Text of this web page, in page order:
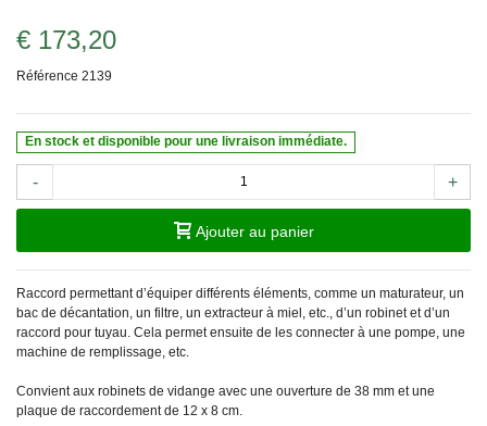
€ 173,20
Référence 2139
En stock et disponible pour une livraison immédiate.
- +
Ajouter au panier
Raccord permettant d’équiper différents éléments, comme un maturateur, un
bac de décantation, un filtre, un extracteur à miel, etc., d’un robinet et d’un
raccord pour tuyau. Cela permet ensuite de les connecter à une pompe, une
machine de remplissage, etc.
Convient aux robinets de vidange avec une ouverture de 38 mm et une
plaque de raccordement de 12 x 8 cm.